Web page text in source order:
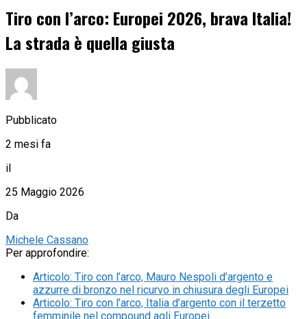
Tiro con l’arco: Europei 2026, brava Italia!
La strada è quella giusta
Pubblicato
2 mesi fa
il
25 Maggio 2026
Da
Michele Cassano
Per approfondire:
Articolo: Tiro con l’arco, Mauro Nespoli d’argento e
azzurre di bronzo nel ricurvo in chiusura degli Europei
Articolo: Tiro con l’arco, Italia d’argento con il terzetto
femminile nel compound agli Europei